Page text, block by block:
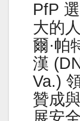
PfP
大的
爾·帕
漢
Va.)
贊成
展安